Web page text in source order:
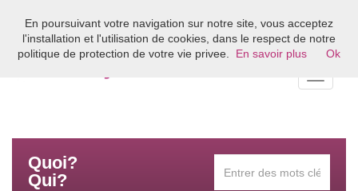
Bienvenue sur l'annuaire du coaching en France
Quoi?
Qui?
En poursuivant votre navigation sur notre site, vous acceptez
l'installation et l'utilisation de cookies, dans le respect de notre
politique de protection de votre vie privee.
En savoir plus Ok